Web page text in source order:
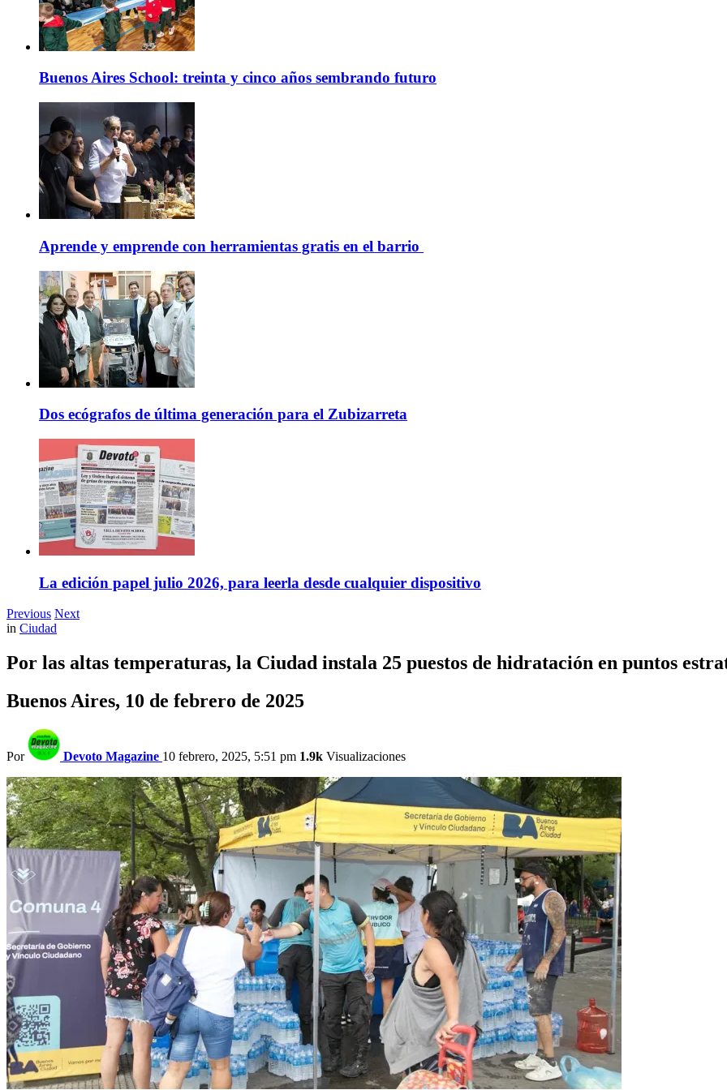
Buenos Aires School: treinta y cinco años sembrando futuro
Aprende y emprende con herramientas gratis en el barrio
Dos ecógrafos de última generación para el Zubizarreta
La edición papel julio 2026, para leerla desde cualquier dispositivo
Previous Next
in Ciudad
Por las altas temperaturas, la Ciudad instala 25 puestos de hidratación en puntos
Buenos Aires, 10 de febrero de 2025
Por Devoto Magazine 10 febrero, 2025, 5:51 pm 1.9k Visualizaciones